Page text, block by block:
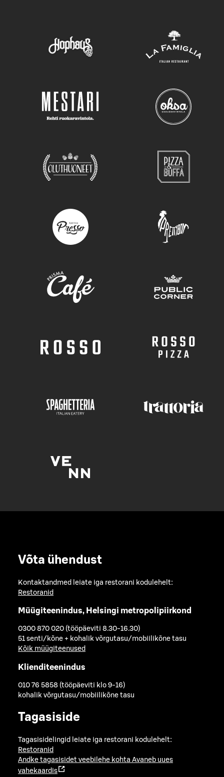
Võta ühendust
Kontaktandmed leiate iga restorani kodulehelt:
Restoranid
Müügiteenindus, Helsingi metropolipiirkond
0300 870 020 (tööpäeviti 8.30-16.30)
51 senti/kõne + kohalik võrgutasu/mobiilikõne tasu
Kõik müügiteenused
Klienditeenindus
010 76 5858 (tööpäeviti klo 9-16)
kohalik võrgutasu/mobiilikõne tasu
Tagasiside
Tagasisidelingid leiate iga restorani kodulehelt:
Restoranid
Andke tagasisidet veebilehe kohta Avaneb uues
vahekaardis